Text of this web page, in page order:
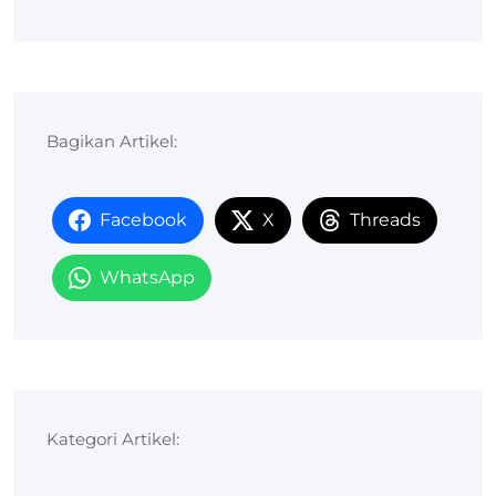
Bagikan Artikel:
Facebook X Threads
WhatsApp
Kategori Artikel: